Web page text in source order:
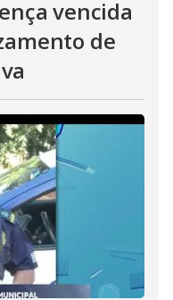
vencida
de